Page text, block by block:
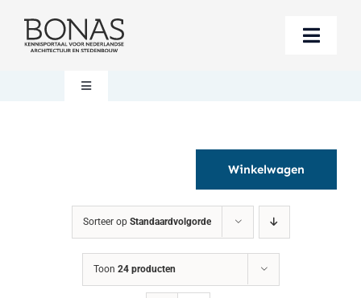
naar
Toggle
Berichten
Steun BONAS
Toggle
Winkelwagen
Sorteer op Standaardvolgorde
Toon 24 producten